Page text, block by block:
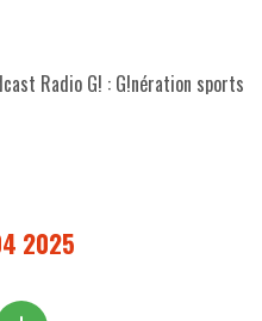
Radio G! : G!nération sports
2025